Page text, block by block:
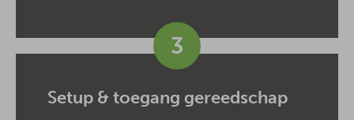
3
Setup & toegang gereedschap